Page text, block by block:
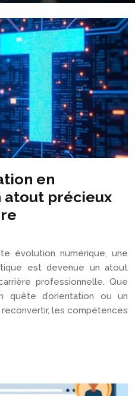
en
atout précieux
évolution numérique, une
est devenue un atout
professionnelle. Que
d’orientation ou un
les compétences